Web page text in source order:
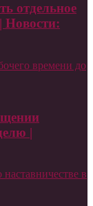
отдельное
Новости:
времени до
|
в